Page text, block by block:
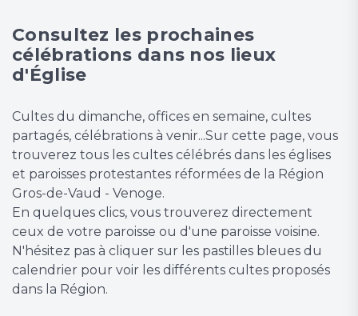
Consultez les prochaines
célébrations dans nos lieux
d'Église
Cultes du dimanche, offices en semaine, cultes
partagés, célébrations à venir...Sur cette page, vous
trouverez tous les cultes célébrés dans les églises
et paroisses protestantes réformées de la Région
Gros-de-Vaud - Venoge.
En quelques clics, vous trouverez directement
ceux de votre paroisse ou d'une paroisse voisine.
N'hésitez pas à cliquer sur les pastilles bleues du
calendrier pour voir les différents cultes proposés
dans la Région.